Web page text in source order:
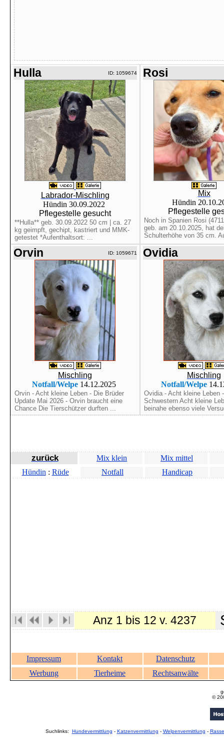
Hulla ID: 1059674
Labrador-Mischling
Hündin 30.09.2022
Pflegestelle gesucht
**Hulla** geb. 30.09.2022 50 cm | ca. 27
kg geimpft, gechipt, kastriert und MMK-
getestet *Aufenthaltsort: ...
Rosi
Mix
Hündin
Pflegestelle
Noch in Spanien Rosi
geb. am 20.10.2025, hat
Schulterhöhe von 35 cm.
Orvin ID: 1059671
Mischling
Notfall/Welpe 14.12.2025
Orvin - Acht kleine Leben - Die Brüder
Update Mai 2026 - Orvin braucht eine
Chance Die Tierschützer durften ...
Ovidia
Mischling
Notfall/Welpe
Ovidia - Acht kleine Leben
Schwestern Acht kleine
beinahe ebenso viele
zurück Mix klein
Mix mittel
Hündin : Rüde Notfall Handicap
Anz 1 bis 12 v. 4237
Impressum Kontakt
Datenschutz
Werbung
Tierheime Rechtsanwälte
©
Suchlinks: Hundevermittlung - Katzenvermittlung - Welpenvermittlung -